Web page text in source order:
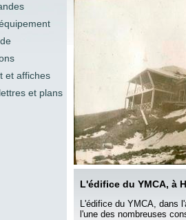
et affiches
et plans
L'édifice du YMCA, à
L'édifice du YMCA, dans
l'une des nombreuses